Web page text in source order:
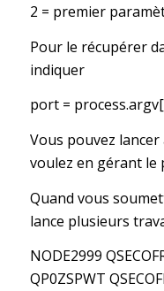
2 = premier
Pour le récupérer
indiquer
port =
Vous pouvez
voulez en gérant le
Quand vous
lance plusieurs
NODE2999
QP0ZSPWT